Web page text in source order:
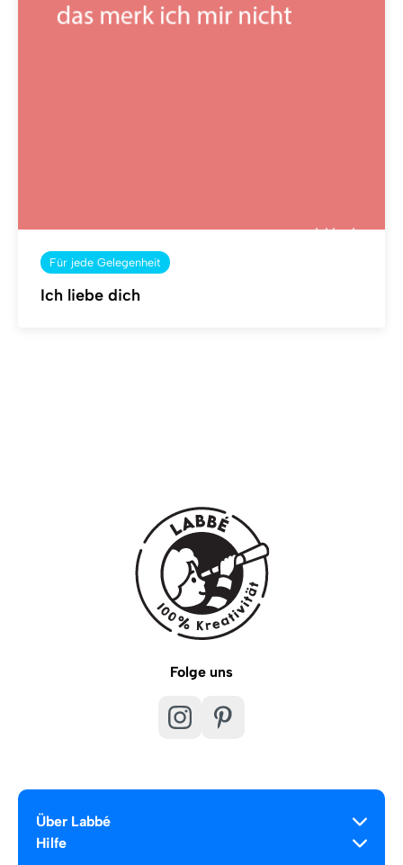
Für jede Gelegenheit
Ich liebe dich
Folge uns
Über Labbé
Hilfe